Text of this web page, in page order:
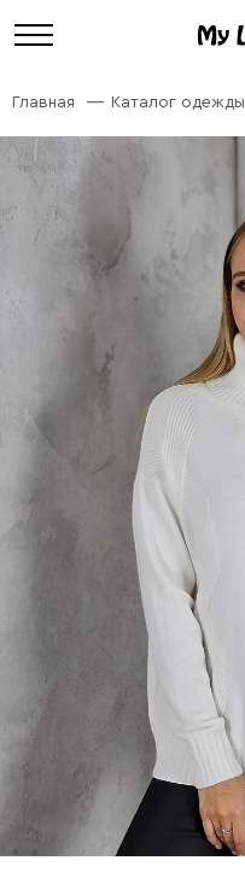
Главная Каталог одежды